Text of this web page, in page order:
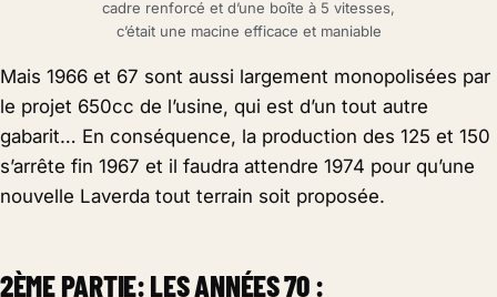
cadre renforcé et d’une boîte à 5 vitesses,
c’était une macine efficace et maniable
Mais 1966 et 67 sont aussi largement monopolisées par
le projet 650cc de l’usine, qui est d’un tout autre
gabarit… En conséquence, la production des 125 et 150
s’arrête fin 1967 et il faudra attendre 1974 pour qu’une
nouvelle Laverda tout terrain soit proposée.
2ÈME PARTIE: LES ANNÉES 70 :